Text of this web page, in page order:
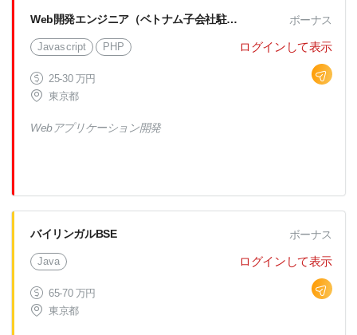
化を目的として、AWSを活用した開
発環境の最適化を進めています。
チームメンバーや開発チーム担当者
と連携しながら、設計・構築・運用
までを一貫して担う事の出来るエン
ジニアを募集します。 ■ 業務内容
Docker など） ・開発者向け環境
（VPC, IAM, Secrets Manager な
ど）の整備・管理 ・クラウドセキ
Web開発エンジニア（ベトナム子会社駐在）
Javascript PHP
25-30 万円
東京都
Webアプリケーション開発
ボーナス
ログインして表示
バイリンガルBSE
Java
65-70 万円
東京都
ボーナス
ログインして表示